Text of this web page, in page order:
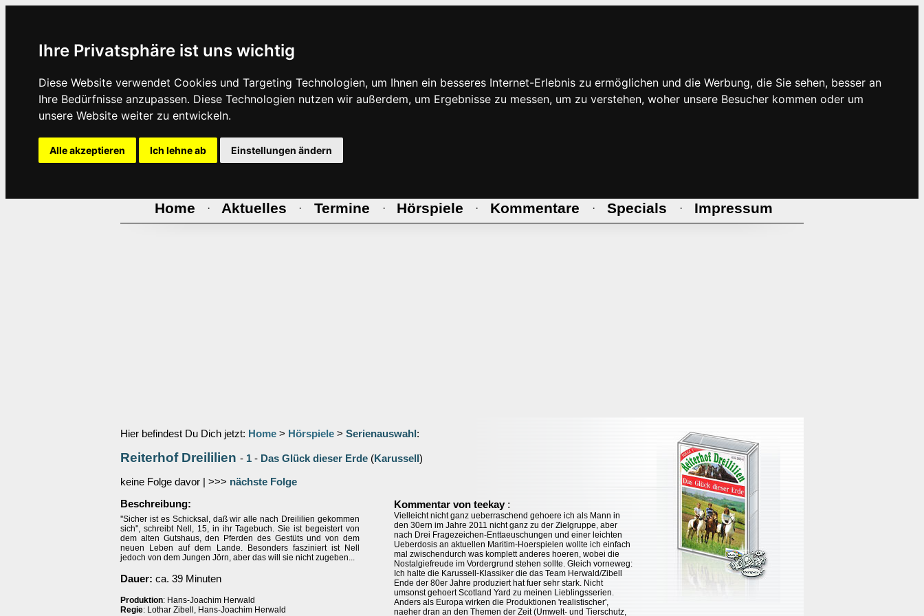
Ihre Privatsphäre ist uns wichtig
Diese Website verwendet Cookies und Targeting Technologien, um Ihnen ein besseres Internet-Erlebnis zu ermöglichen und die Werbung, die Sie sehen, besser an
Ihre Bedürfnisse anzupassen. Diese Technologien nutzen wir außerdem, um Ergebnisse zu messen, um zu verstehen, woher unsere Besucher kommen oder um
unsere Website weiter zu entwickeln.
Alle akzeptieren Ich lehne ab Einstellungen ändern
Home · Aktuelles · Termine · Hörspiele · Kommentare · Specials · Impressum
Hier befindest Du Dich jetzt: Home > Hörspiele > Serienauswahl :
Reiterhof Dreililien - 1 - Das Glück dieser Erde (Karussell )
keine Folge davor | >>> nächste Folge
Beschreibung:
''Sicher ist es Schicksal, daß wir alle nach Dreililien gekommen
sich'', schreibt Nell, 15, in ihr Tagebuch. Sie ist begeistert von
dem alten Gutshaus, den Pferden des Gestüts und von dem
neuen Leben auf dem Lande. Besonders fasziniert ist Nell
jedoch von dem Jungen Jörn, aber das will sie nicht zugeben...
Dauer: ca. 39 Minuten
Produktion: Hans-Joachim Herwald
Regie: Lothar Zibell, Hans-Joachim Herwald
Kommentar von teekay :
Vielleicht nicht ganz ueberraschend gehoere ich als Mann in
den 30ern im Jahre 2011 nicht ganz zu der Zielgruppe, aber
nach Drei Fragezeichen-Enttaeuschungen und einer leichten
Ueberdosis an aktuellen Maritim-Hoerspielen wollte ich einfach
mal zwischendurch was komplett anderes hoeren, wobei die
Nostalgiefreude im Vordergrund stehen sollte. Gleich vorneweg:
Ich halte die Karussell-Klassiker die das Team Herwald/Zibell
Ende der 80er Jahre produziert hat fuer sehr stark. Nicht
umsonst gehoert Scotland Yard zu meinen Lieblingsserien.
Anders als Europa wirken die Produktionen 'realistischer',
naeher dran an den Themen der Zeit (Umwelt- und Tierschutz,